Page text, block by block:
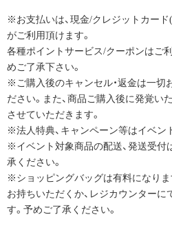
※お支払いは、現金/クレジットカー
がご利用頂けます。
各種ポイントサービス/クーポンはご
めご了承下さい。
※ご購入後のキャンセル・返金は一切
ださい。また、商品ご購入後に発覚い
させていただきます。
※法人特典、キャンペーン等はイベン
※イベント対象商品の配送、発送受付
承ください。
※ショッピングバッグは有料になりま
お持ちいただくか、レジカウンターに
す。予めご了承ください。